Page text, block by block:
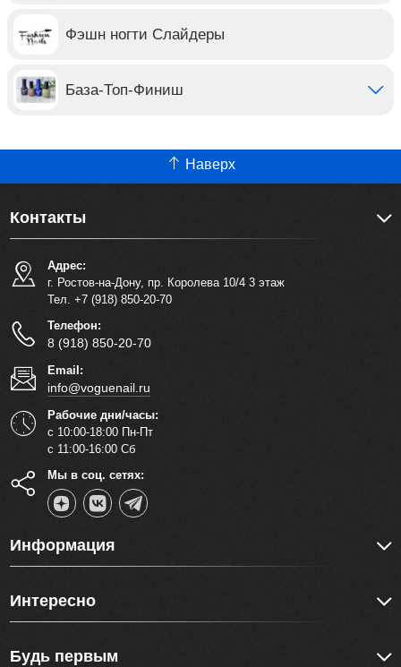
Фэшн ногти Слайдеры
База-Топ-Финиш
Наверх
Контакты
Адрес:
г. Ростов-на-Дону, пр. Королева 10/4 3 этаж
Тел. +7 (918) 850-20-70
Телефон:
8 (918) 850-20-70
Email:
info@voguenail.ru
Рабочие дни/часы:
с 10:00-18:00 Пн-Пт
с 11:00-16:00 Сб
Мы в соц. сетях:
Информация
Интересно
Будь первым